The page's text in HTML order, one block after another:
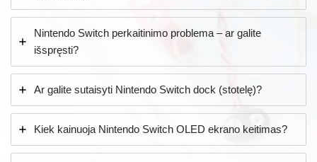
Nintendo Switch perkaitinimo problema – ar galite
išspręsti?
Ar galite sutaisyti Nintendo Switch dock (stotelę)?
Kiek kainuoja Nintendo Switch OLED ekrano keitimas?